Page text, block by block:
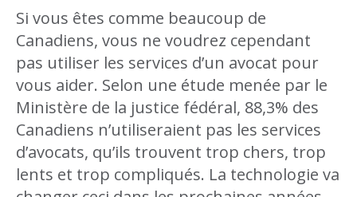
Si vous êtes comme beaucoup de
Canadiens, vous ne voudrez cependant
pas utiliser les services d’un avocat pour
vous aider. Selon une étude menée par le
Ministère de la justice fédéral, 88,3% des
Canadiens n’utiliseraient pas les services
d’avocats, qu’ils trouvent trop chers, trop
lents et trop compliqués. La technologie va